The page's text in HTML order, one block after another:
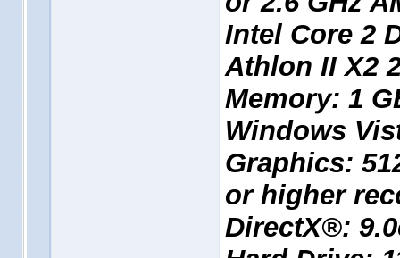
Intel Core 2
Athlon II X2
Memory: 1
Windows
Graphics:
or higher
DirectX®: